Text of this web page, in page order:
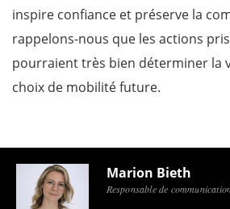
inspire confiance et préserve la
rappelons-nous que les actions
pourraient très bien déterminer la
choix de mobilité future.
Marion Bieth
Responsable de